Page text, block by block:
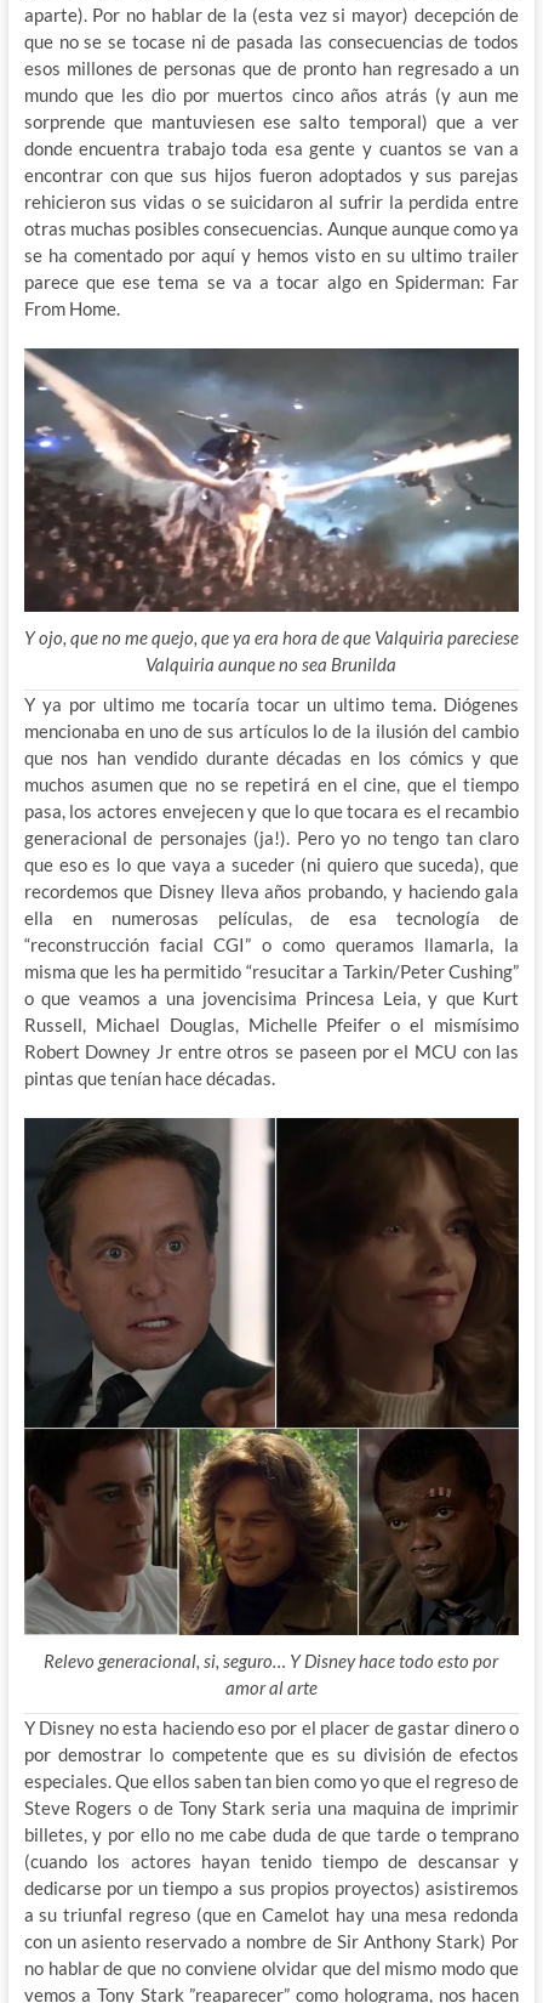
aparte). Por no hablar de la (esta vez si mayor) decepción de
que no se se tocase ni de pasada las consecuencias de todos
esos millones de personas que de pronto han regresado a un
mundo que les dio por muertos cinco años atrás (y aun me
sorprende que mantuviesen ese salto temporal) que a ver
donde encuentra trabajo toda esa gente y cuantos se van a
encontrar con que sus hijos fueron adoptados y sus parejas
rehicieron sus vidas o se suicidaron al sufrir la perdida entre
otras muchas posibles consecuencias. Aunque aunque como ya
se ha comentado por aquí y hemos visto en su ultimo trailer
parece que ese tema se va a tocar algo en Spiderman: Far
From Home.
Y ojo, que no me quejo, que ya era hora de que Valquiria pareciese
Valquiria aunque no sea Brunilda
Y ya por ultimo me tocaría tocar un ultimo tema. Diógenes
mencionaba en uno de sus artículos lo de la ilusión del cambio
que nos han vendido durante décadas en los cómics y que
muchos asumen que no se repetirá en el cine, que el tiempo
pasa, los actores envejecen y que lo que tocara es el recambio
generacional de personajes (ja!). Pero yo no tengo tan claro
que eso es lo que vaya a suceder (ni quiero que suceda), que
recordemos que Disney lleva años probando, y haciendo gala
ella en numerosas películas, de esa tecnología de
“reconstrucción facial CGI” o como queramos llamarla, la
misma que les ha permitido “resucitar a Tarkin/Peter Cushing”
o que veamos a una jovencisima Princesa Leia, y que Kurt
Russell, Michael Douglas, Michelle Pfeifer o el mismísimo
Robert Downey Jr entre otros se paseen por el MCU con las
pintas que tenían hace décadas.
Relevo generacional, si, seguro… Y Disney hace todo esto por
amor al arte
Y Disney no esta haciendo eso por el placer de gastar dinero o
por demostrar lo competente que es su división de efectos
especiales. Que ellos saben tan bien como yo que el regreso de
Steve Rogers o de Tony Stark seria una maquina de imprimir
billetes, y por ello no me cabe duda de que tarde o temprano
(cuando los actores hayan tenido tiempo de descansar y
dedicarse por un tiempo a sus propios proyectos) asistiremos
a su triunfal regreso (que en Camelot hay una mesa redonda
con un asiento reservado a nombre de Sir Anthony Stark) Por
no hablar de que no conviene olvidar que del mismo modo que
vemos a Tony Stark ”reaparecer” como holograma, nos hacen